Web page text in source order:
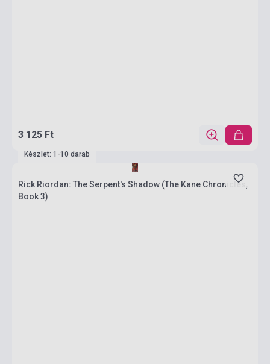
3 125 Ft
Készlet: 1-10 darab
Rick Riordan: The Serpent's Shadow (The Kane Chronicles,
Book 3)